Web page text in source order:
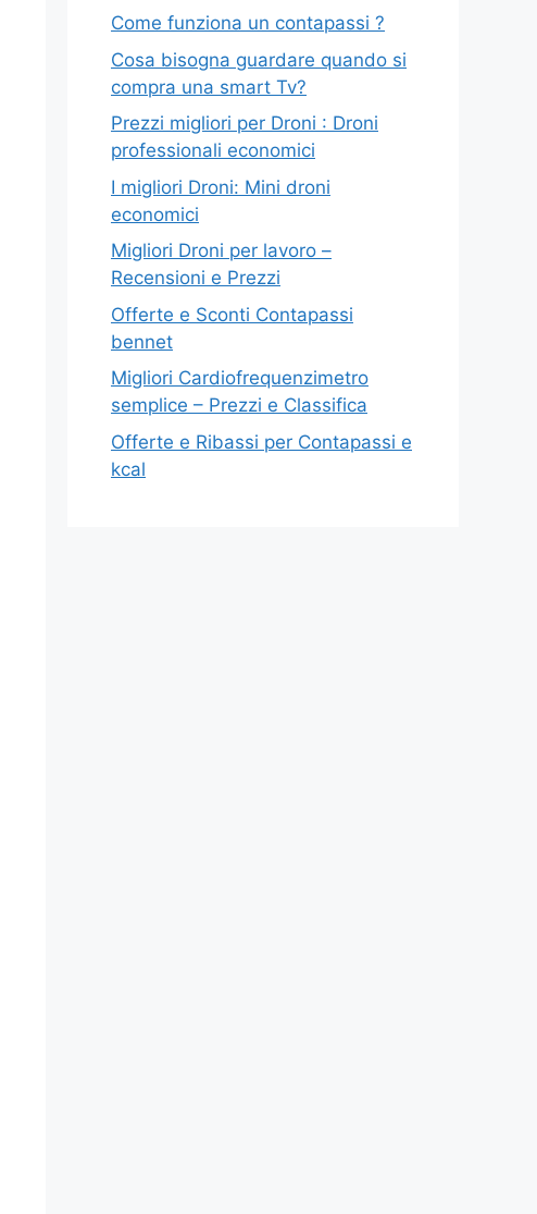
Come funziona un contapassi ?
Cosa bisogna guardare quando si
compra una smart Tv?
Prezzi migliori per Droni : Droni
professionali economici
I migliori Droni: Mini droni
economici
Migliori Droni per lavoro –
Recensioni e Prezzi
Offerte e Sconti Contapassi
bennet
Migliori Cardiofrequenzimetro
semplice – Prezzi e Classifica
Offerte e Ribassi per Contapassi e
kcal